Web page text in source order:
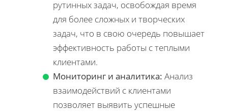
рутинных задач, освобождая время
для более сложных и творческих
задач, что в свою очередь повышает
эффективность работы с теплыми
клиентами.
Мониторинг и аналитика: Анализ
взаимодействий с клиентами
позволяет выявить успешные